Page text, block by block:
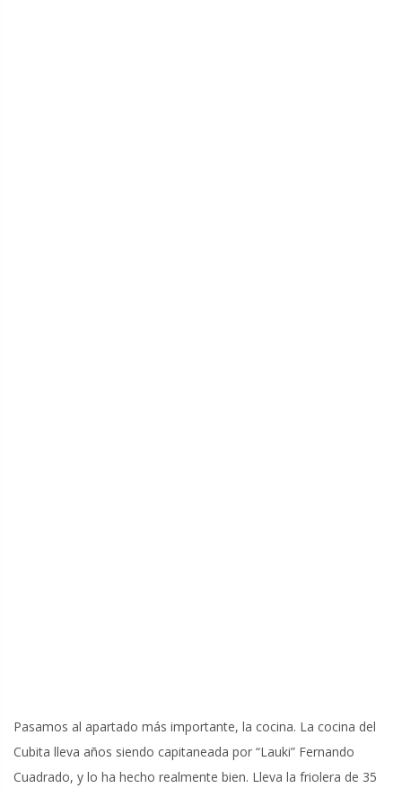
Pasamos al apartado más importante, la cocina. La cocina del
Cubita lleva años siendo capitaneada por “Lauki” Fernando
Cuadrado, y lo ha hecho realmente bien. Lleva la friolera de 35